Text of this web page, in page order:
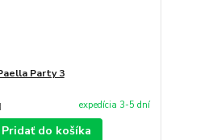
Party 3
expedícia 3-5 dní
Pridať do košíka